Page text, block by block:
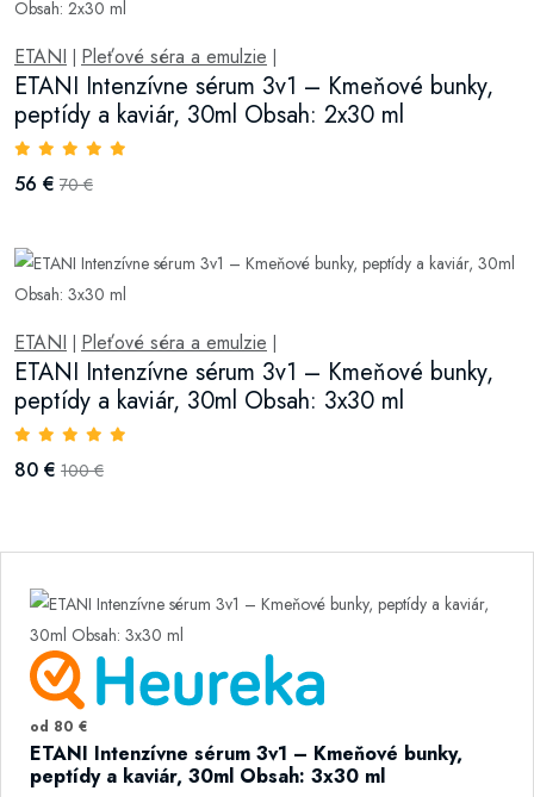
ETANI Pleťové séra a emulzie
ETANI Intenzívne sérum 3v1 – Kmeňové bunky,
peptídy a kaviár, 30ml Obsah: 2x30 ml
56 € 70 €
ETANI Pleťové séra a emulzie
ETANI Intenzívne sérum 3v1 – Kmeňové bunky,
peptídy a kaviár, 30ml Obsah: 3x30 ml
80 € 100 €
od 80 €
ETANI Intenzívne sérum 3v1 – Kmeňové bunky,
peptídy a kaviár, 30ml Obsah: 3x30 ml